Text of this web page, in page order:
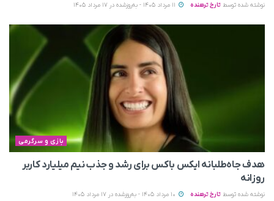
نوشته شده توسط تارخ ترهنده
بازی و سرگرمی
هدف جاه‌طلبانه ایکس باکس برای رشد و جذب نیم میلیارد کاربر
روزانه
نوشته شده توسط تارخ ترهنده